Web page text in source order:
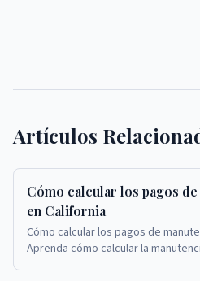
Artículos
Cómo calcular los pagos
en California
Cómo calcular los pagos de
Aprenda cómo calcular la